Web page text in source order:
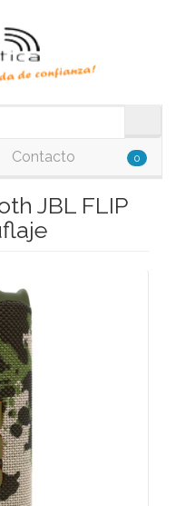
Contacto 0
JBL FLIP